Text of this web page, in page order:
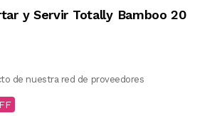
y Servir Totally Bamboo 20
de nuestra red de proveedores